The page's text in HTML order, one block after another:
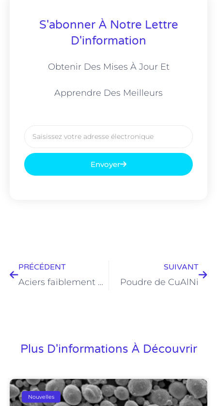
S'abonner À Notre Lettre
D'information
Obtenir Des Mises À Jour Et
Apprendre Des Meilleurs
Courriel
Envoyer
PRÉCÉDENT
Aciers faiblement alliés Poudre
SUIVANT
Poudre de CuAlNi
Plus D'informations À Découvrir
Nouvelles